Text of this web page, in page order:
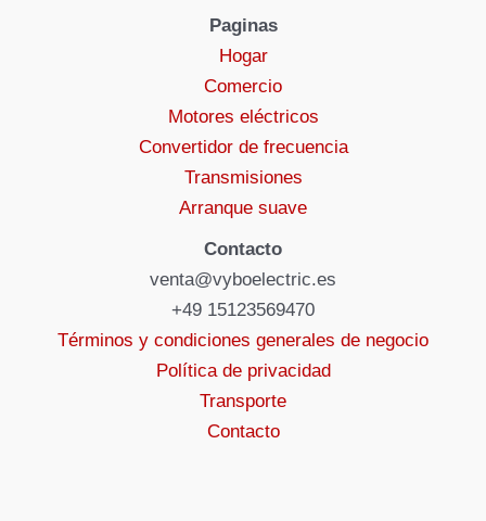
Paginas
Hogar
Comercio
Motores eléctricos
Convertidor de frecuencia
Transmisiones
Arranque suave
Contacto
venta@vyboelectric.es
+49 15123569470
Términos y condiciones generales de negocio
Política de privacidad
Transporte
Contacto